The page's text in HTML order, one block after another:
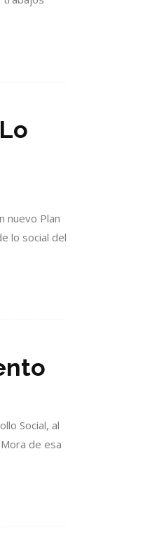
nuevo Plan
lo social del
Social, al
de esa